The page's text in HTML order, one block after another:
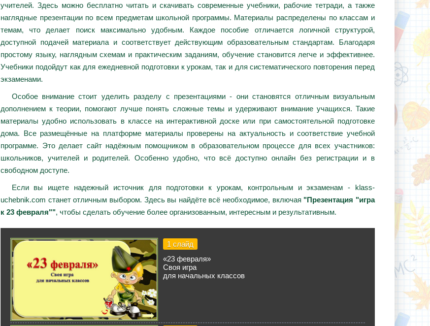
учителей. Здесь можно бесплатно читать и скачивать современные учебники, рабочие тетради, а также
наглядные презентации по всем предметам школьной программы. Материалы распределены по классам и
темам, что делает поиск максимально удобным. Каждое пособие отличается логичной структурой,
доступной подачей материала и соответствует действующим образовательным стандартам. Благодаря
простому языку, наглядным схемам и практическим заданиям, обучение становится легче и эффективнее.
Учебники подойдут как для ежедневной подготовки к урокам, так и для систематического повторения перед
экзаменами.
Особое внимание стоит уделить разделу с презентациями - они становятся отличным визуальным
дополнением к теории, помогают лучше понять сложные темы и удерживают внимание учащихся. Такие
материалы удобно использовать в классе на интерактивной доске или при самостоятельной подготовке
дома. Все размещённые на платформе материалы проверены на актуальность и соответствие учебной
программе. Это делает сайт надёжным помощником в образовательном процессе для всех участников:
школьников, учителей и родителей. Особенно удобно, что всё доступно онлайн без регистрации и в
свободном доступе.
Если вы ищете надежный источник для подготовки к урокам, контрольным и экзаменам - klass-
uchebnik.com станет отличным выбором. Здесь вы найдёте всё необходимое, включая "Презентация "игра
к 23 февраля"", чтобы сделать обучение более организованным, интересным и результативным.
1 слайд
«23 февраля»
Своя игра
для начальных классов